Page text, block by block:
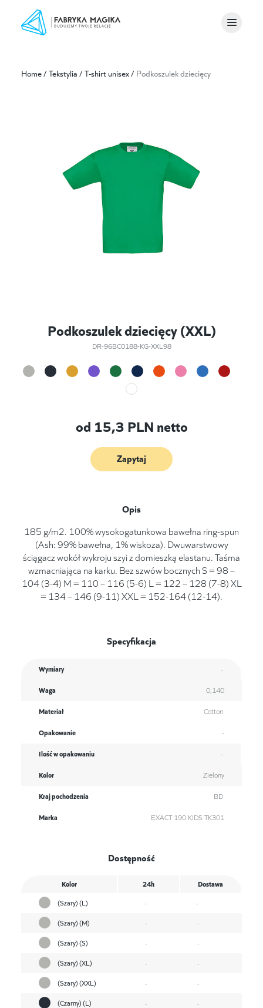
Home/Tekstylia /T-shirt unisex/ Podkoszulek dziecięcy
Podkoszulek dziecięcy (XXL)
DR-96BC0188-KG-XXL98
od 15,3 PLN netto
Zapytaj
Opis
185 g/m2. 100% wysokogatunkowa bawełna ring-spun
(Ash: 99% bawełna, 1% wiskoza). Dwuwarstwowy
ściągacz wokół wykroju szyi z domieszką elastanu. Taśma
wzmacniająca na karku. Bez szwów bocznych S = 98 –
104 (3-4) M = 110 – 116 (5-6) L = 122 – 128 (7-8) XL
= 134 – 146 (9-11) XXL = 152-164 (12-14).
Specyfikacja
Wymiary -
Waga 0,140
Materiał Cotton
Opakowanie -
Ilość w opakowaniu -
Kolor Zielony
Kraj pochodzenia BD
Marka EXACT 190 KIDS TK301
Dostępność
Kolor 24h
Dostawa
(Szary) (L)
-
-
(Szary) (M)
-
-
(Szary) (S)
-
-
(Szary) (XL)
-
-
(Szary) (XXL)
-
-
(Czarny) (L)
-
-